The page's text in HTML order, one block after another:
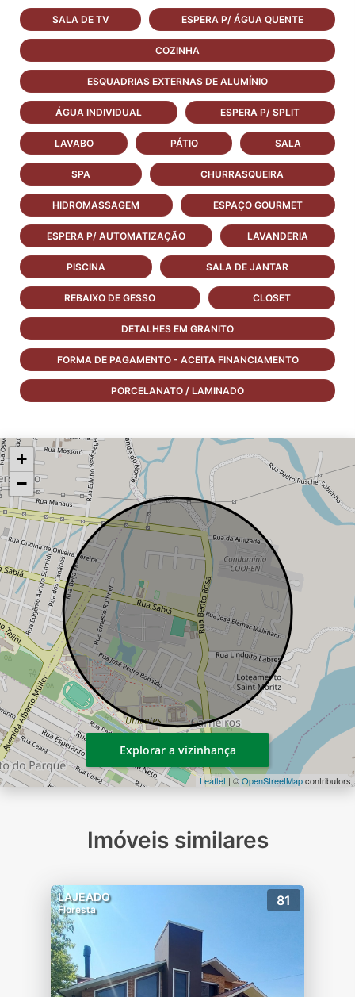
SALA DE TV ESPERA P/ ÁGUA QUENTE
COZINHA
ESQUADRIAS EXTERNAS DE ALUMÍNIO
ÁGUA INDIVIDUAL ESPERA P/ SPLIT
LAVABO PÁTIO SALA
SPA CHURRASQUEIRA
HIDROMASSAGEM ESPAÇO GOURMET
ESPERA P/ AUTOMATIZAÇÃO LAVANDERIA
PISCINA SALA DE JANTAR
REBAIXO DE GESSO CLOSET
DETALHES EM GRANITO
FORMA DE PAGAMENTO - ACEITA FINANCIAMENTO
PORCELANATO / LAMINADO
+
−
Leaflet | ©OpenStreetMapcontributors
Explorar a vizinhança
Imóveis similares
LAJEADO
Floresta
81